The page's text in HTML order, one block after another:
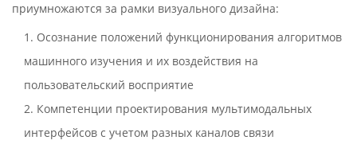
приумножаются за рамки визуального дизайна:
Осознание положений функционирования алгоритмов
машинного изучения и их воздействия на
пользовательский восприятие
Компетенции проектирования мультимодальных
интерфейсов с учетом разных каналов связи